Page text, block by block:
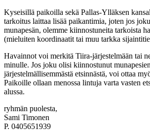
Kyseisillä paikoilla sekä Pallas-Ylläksen
tarkoitus laittaa lisää paikantimia, joten jos
munapesän, olemme kiinnostuneita tarkoista
(mieluiten koordinaatit tai muu tarkka
Havainnot voi merkitä Tiira-järjestelmään tai
minulle. Jos joku olisi kiinnostunut munapesien
järjestelmällisemmästä etsinnästä, voi ottaa
Paikoille ollaan menossa lintuja varta vasten
alussa.
ryhmän puolesta,
Sami Timonen
P. 0405651939